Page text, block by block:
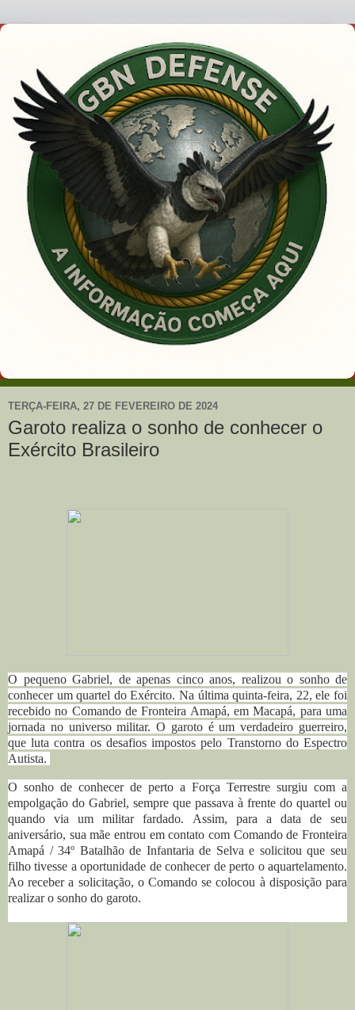
TERÇA-FEIRA, 27 DE FEVEREIRO DE 2024
Garoto realiza o sonho de conhecer o
Exército Brasileiro
O pequeno Gabriel, de apenas cinco anos, realizou o sonho de
conhecer um quartel do Exército. Na última quinta-feira, 22, ele foi
recebido no Comando de Fronteira Amapá, em Macapá, para uma
jornada no universo militar. O garoto é um verdadeiro guerreiro,
que luta contra os desafios impostos pelo Transtorno do Espectro
Autista.
O sonho de conhecer de perto a Força Terrestre surgiu com a
empolgação do Gabriel, sempre que passava à frente do quartel ou
quando via um militar fardado. Assim, para a data de seu
aniversário, sua mãe entrou em contato com Comando de Fronteira
Amapá / 34º Batalhão de Infantaria de Selva e solicitou que seu
filho tivesse a oportunidade de conhecer de perto o aquartelamento.
Ao receber a solicitação, o Comando se colocou à disposição para
realizar o sonho do garoto.